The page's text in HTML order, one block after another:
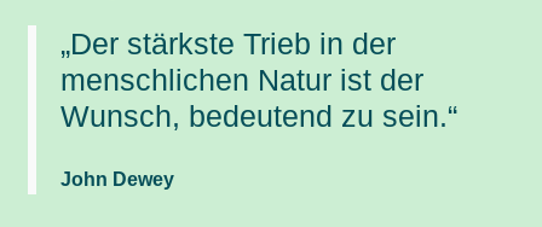
„Der stärkste Trieb in der
menschlichen Natur ist der
Wunsch, bedeutend zu sein.“
John Dewey